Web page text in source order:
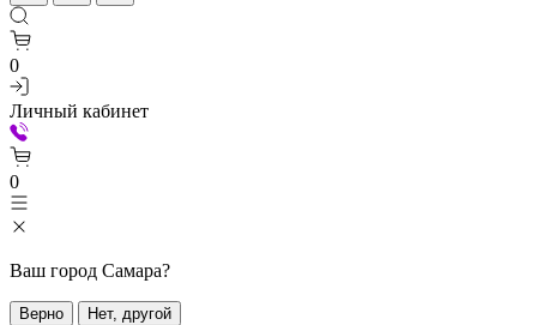
0
Личный кабинет
0
Ваш город Самара?
Верно Нет, другой